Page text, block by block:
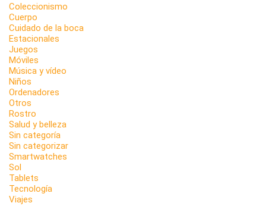
Coleccionismo
Cuerpo
Cuidado de la boca
Estacionales
Juegos
Móviles
Música y vídeo
Niños
Ordenadores
Otros
Rostro
Salud y belleza
Sin categoría
Sin categorizar
Smartwatches
Sol
Tablets
Tecnología
Viajes